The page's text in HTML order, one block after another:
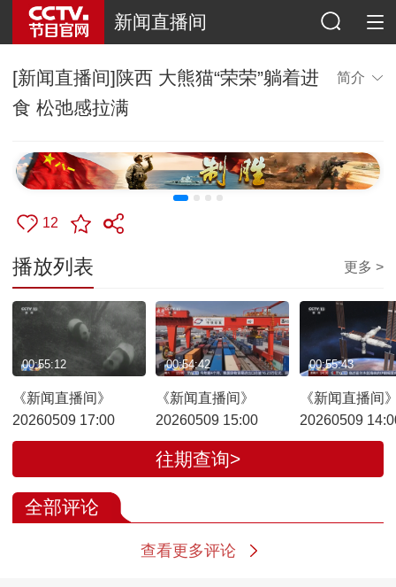
新闻直播间
[新闻直播间]陕西 大熊猫“荣荣”躺着进
食 松弛感拉满
简介
12
播放列表 更多 >
《新闻直播间》
20260509 17:00
00:55:12
《新闻直播间》
20260509 15:00
00:54:42
《新闻直播间
20260509
00:55:43
往期查询>
全部评论
查看更多评论